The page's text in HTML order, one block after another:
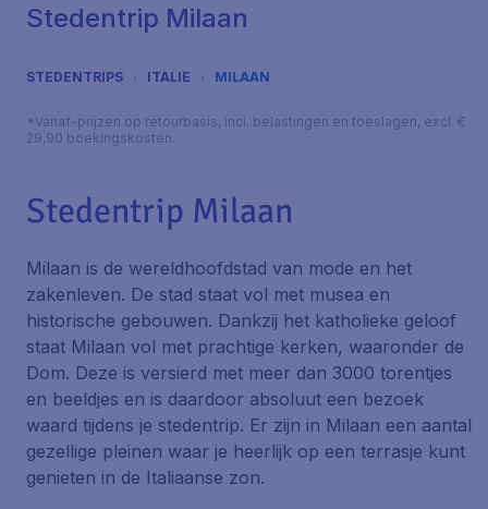
Stedentrip Milaan
STEDENTRIPS ITALIE MILAAN
*Vanaf-prijzen op retourbasis, incl. belastingen en toeslagen, excl. €
29,90 boekingskosten.
Stedentrip Milaan
Milaan is de wereldhoofdstad van mode en het
zakenleven. De stad staat vol met musea en
historische gebouwen. Dankzij het katholieke geloof
staat Milaan vol met prachtige kerken, waaronder de
Dom. Deze is versierd met meer dan 3000 torentjes
en beeldjes en is daardoor absoluut een bezoek
waard tijdens je stedentrip. Er zijn in Milaan een aantal
gezellige pleinen waar je heerlijk op een terrasje kunt
genieten in de Italiaanse zon.